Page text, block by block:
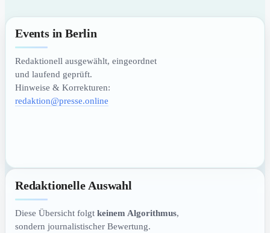
Events in Berlin
Redaktionell ausgewählt, eingeordnet
und laufend geprüft.
Hinweise & Korrekturen:
redaktion@presse.online
Redaktionelle Auswahl
Diese Übersicht folgt keinem Algorithmus,
sondern journalistischer Bewertung.